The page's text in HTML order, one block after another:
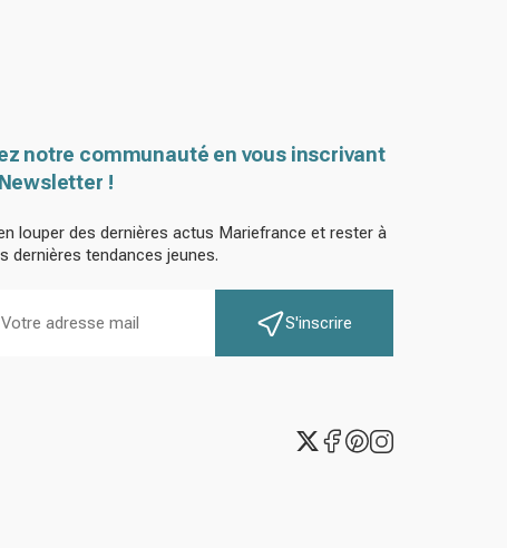
notre communauté en vous inscrivant
!
louper des dernières actus Mariefrance et rester à
dernières tendances jeunes.
S'inscrire